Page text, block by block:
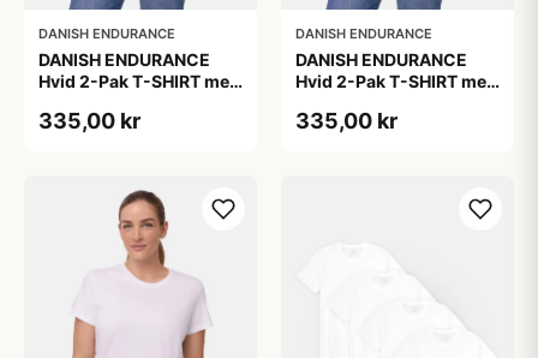
DANISH ENDURANCE
DANISH ENDURANCE
Hvid 2-Pak T-SHIRT med
Bomuld
335,00 kr
DANISH ENDURANCE
DANISH ENDURANCE
Hvid 2-Pak T-SHIRT med
Bomuld
335,00 kr